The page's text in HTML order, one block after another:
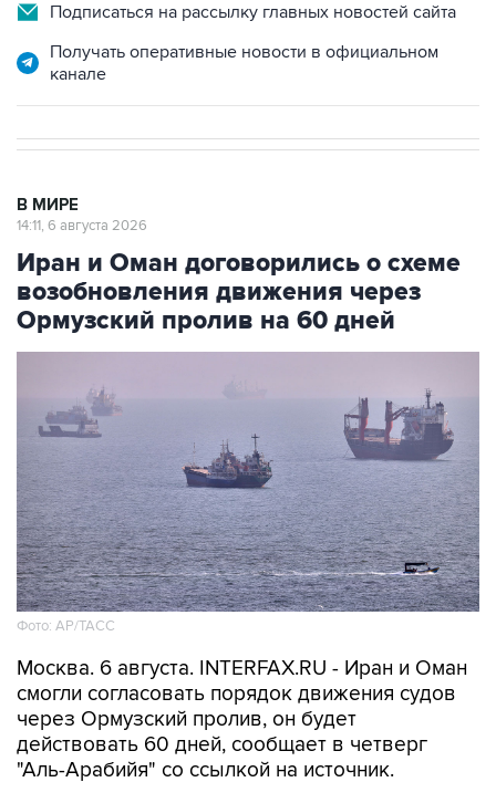
Подписаться на рассылку главных новостей сайта
Получать оперативные новости в официальном
канале
В МИРЕ
14:11, 6 августа 2026
Иран и Оман договорились о схеме
возобновления движения через
Ормузский пролив на 60 дней
Фото: AP/ТАСС
Москва. 6 августа. INTERFAX.RU - Иран и Оман
смогли согласовать порядок движения судов
через Ормузский пролив, он будет
действовать 60 дней, сообщает в четверг
"Аль-Арабийя" со ссылкой на источник.